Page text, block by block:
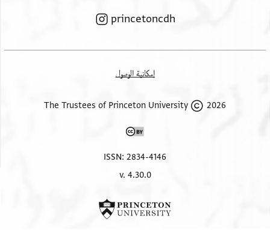
princetoncdh
إمكانية الوصول
2026 The Trustees of Princeton University
ISSN: 2834-4146
v. 4.30.0